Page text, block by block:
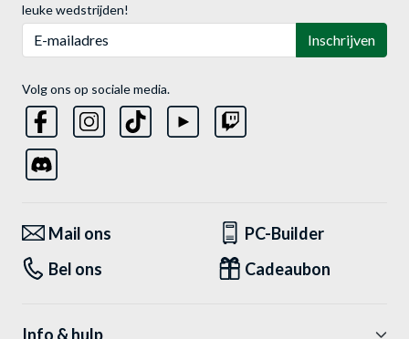
leuke wedstrijden!
Inschrijven
Volg ons op sociale media.
Mail ons
PC-Builder
Bel ons
Cadeaubon
Info & hulp